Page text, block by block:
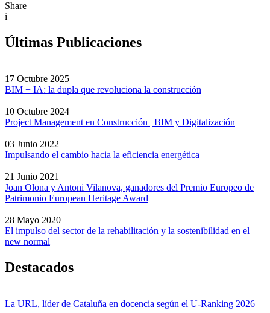
Share
i
Últimas Publicaciones
17 Octubre 2025
BIM + IA: la dupla que revoluciona la construcción
10 Octubre 2024
Project Management en Construcción | BIM y Digitalización
03 Junio 2022
Impulsando el cambio hacia la eficiencia energética
21 Junio 2021
Joan Olona y Antoni Vilanova, ganadores del Premio Europeo de
Patrimonio European Heritage Award
28 Mayo 2020
El impulso del sector de la rehabilitación y la sostenibilidad en el
new normal
Destacados
La URL, líder de Cataluña en docencia según el U-Ranking 2026